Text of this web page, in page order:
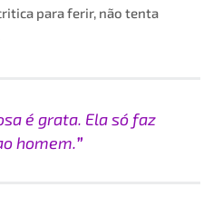
para ferir, não tenta
é grata. Ela só faz
homem.”